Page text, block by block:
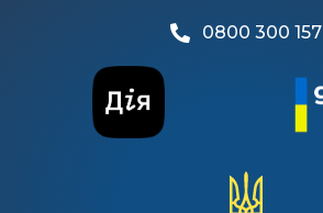
0800 300 157